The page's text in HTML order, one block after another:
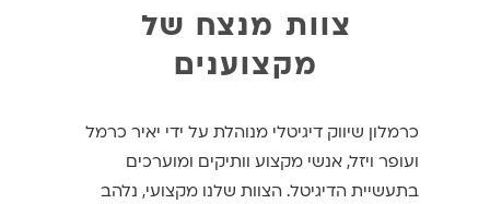
צוות מנצח של
מקצוענים
כרמלון שיווק דיגיטלי מנוהלת על ידי יאיר כרמל
ועופר ויזל, אנשי מקצוע וותיקים ומוערכים
בתעשיית הדיגיטל. הצוות שלנו מקצועי, נלהב